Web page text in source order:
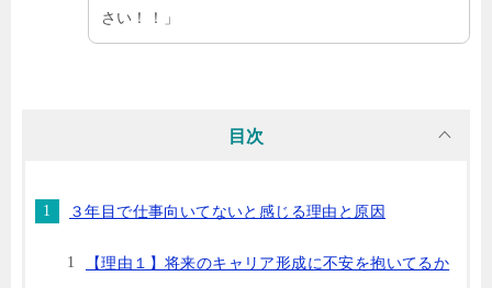
さい！！」
目次
３年目で仕事向いてないと感じる理由と原因
【理由１】将来のキャリア形成に不安を抱いてるか